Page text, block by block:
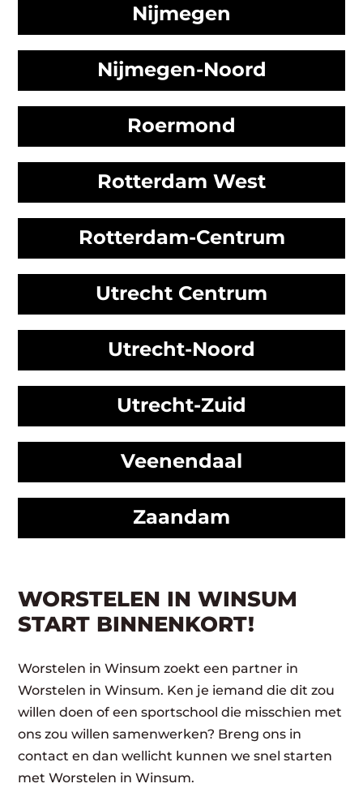
Nijmegen
Nijmegen-Noord
Roermond
Rotterdam West
Rotterdam-Centrum
Utrecht Centrum
Utrecht-Noord
Utrecht-Zuid
Veenendaal
Zaandam
WORSTELEN IN WINSUM
START BINNENKORT!
Worstelen in Winsum zoekt een partner in
Worstelen in Winsum. Ken je iemand die dit zou
willen doen of een sportschool die misschien met
ons zou willen samenwerken? Breng ons in
contact en dan wellicht kunnen we snel starten
met Worstelen in Winsum.